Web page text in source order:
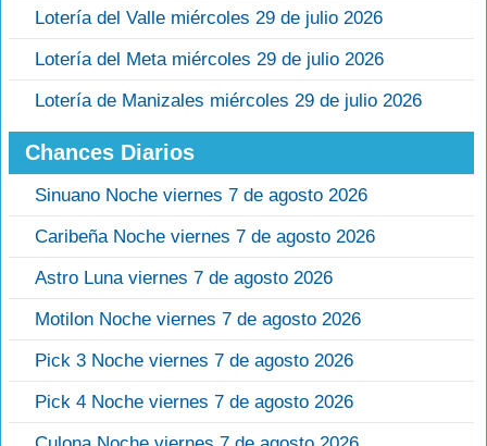
Lotería del Valle miércoles 29 de julio 2026
Lotería del Meta miércoles 29 de julio 2026
Lotería de Manizales miércoles 29 de julio 2026
Chances Diarios
Sinuano Noche viernes 7 de agosto 2026
Caribeña Noche viernes 7 de agosto 2026
Astro Luna viernes 7 de agosto 2026
Motilon Noche viernes 7 de agosto 2026
Pick 3 Noche viernes 7 de agosto 2026
Pick 4 Noche viernes 7 de agosto 2026